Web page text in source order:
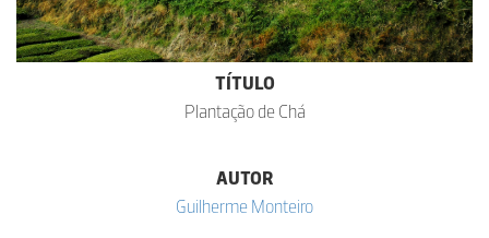
TÍTULO
Plantação de Chá
AUTOR
Guilherme Monteiro